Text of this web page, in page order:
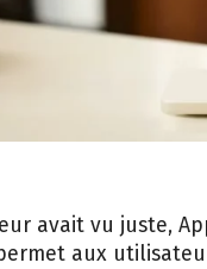
avait vu juste,
aux